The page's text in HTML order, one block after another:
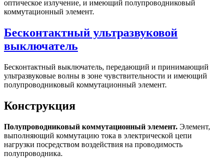
оптическое излучение, и имеющий полупроводниковый
коммутационный элемент.
Бесконтактный ультразвуковой
выключатель
Бесконтактный выключатель, передающий и принимающий
ультразвуковые волны в зоне чувствительности и имеющий
полупроводниковый коммутационный элемент.
Конструкция
Полупроводниковый коммутационный элемент. Элемент,
выполняющий коммутацию тока в электрической цепи
нагрузки посредством воздействия на проводимость
полупроводника.